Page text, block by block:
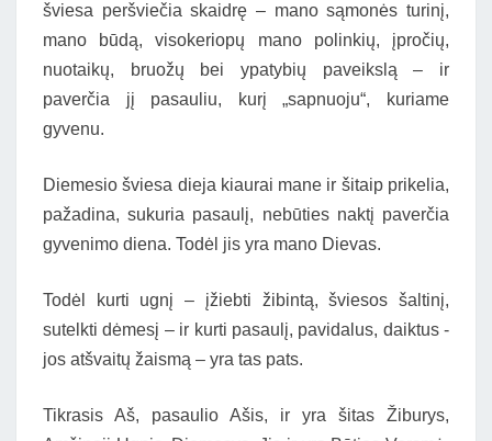
šviesa peršviečia skaidrę – mano sąmonės turinį,
mano būdą, visokeriopų mano polinkių, įpročių,
nuotaikų, bruožų bei ypatybių paveikslą – ir
paverčia jį pasauliu, kurį „sapnuoju“, kuriame
gyvenu.
Diemesio šviesa dieja kiaurai mane ir šitaip prikelia,
pažadina, sukuria pasaulį, nebūties naktį paverčia
gyvenimo diena. Todėl jis yra mano Dievas.
Todėl kurti ugnį – įžiebti žibintą, šviesos šaltinį,
sutelkti dėmesį – ir kurti pasaulį, pavidalus, daiktus -
jos atšvaitų žaismą – yra tas pats.
Tikrasis Aš, pasaulio Ašis, ir yra šitas Žiburys,